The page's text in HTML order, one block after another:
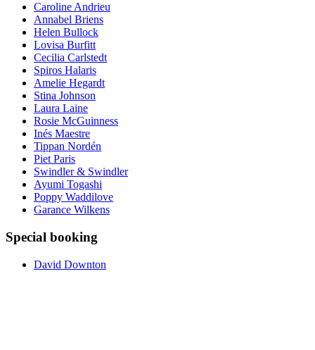
Caroline Andrieu
Annabel Briens
Helen Bullock
Lovisa Burfitt
Cecilia Carlstedt
Spiros Halaris
Amelie Hegardt
Stina Johnson
Laura Laine
Rosie McGuinness
Inés Maestre
Tippan Nordén
Piet Paris
Swindler & Swindler
Ayumi Togashi
Poppy Waddilove
Garance Wilkens
Special booking
David Downton